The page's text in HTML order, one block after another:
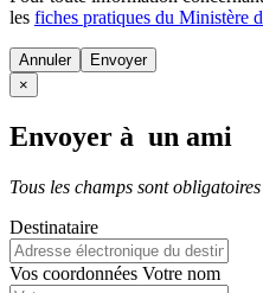
les fiches pratiques du Ministère
Annuler
×
Envoyer à un ami
Tous les champs sont obligatoires
Destinataire
Vos coordonnées Votre nom